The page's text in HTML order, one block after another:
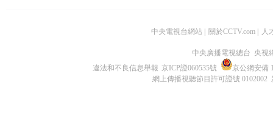
中央電視台網站 關於CCTV.com 人
中央廣播電視總台 央視
違法和不良信息舉報 京ICP證060535號
京公網安備
網上傳播視聽節目許可證號 0102002